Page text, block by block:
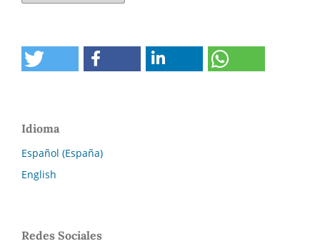
Idioma
Español (España)
English
Redes Sociales